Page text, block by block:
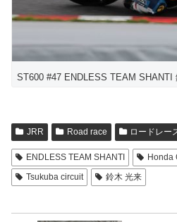
ST600 #47 ENDLESS TEAM SHANTI
JRR Road race ロードレー
ENDLESS TEAM SHANTI Honda
Tsukuba circuit
鈴木 光来